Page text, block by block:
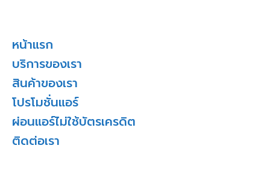
หน้าแรก
บริการของเรา
สินค้าของเรา
โปรโมชั่นแอร์
ผ่อนแอร์ไม่ใช้บัตรเครดิต
ติดต่อเรา